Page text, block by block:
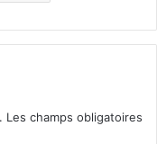
Les champs obligatoires